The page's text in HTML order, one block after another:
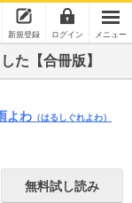
新規登録 ログイン メニュー
た【合冊版】
よわ （はるしぐれよわ）
無料試し読み